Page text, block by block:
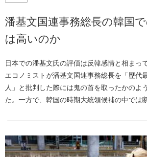
潘基文国連事務総長の韓国
は高いのか
日本での潘基文氏の評価は反韓感情と相まっ
エコノミストが潘基文国連事務総長を「歴代
人」と批判した際には鬼の首を取ったかのよ
た。一方で、韓国の時期大統領候補の中では